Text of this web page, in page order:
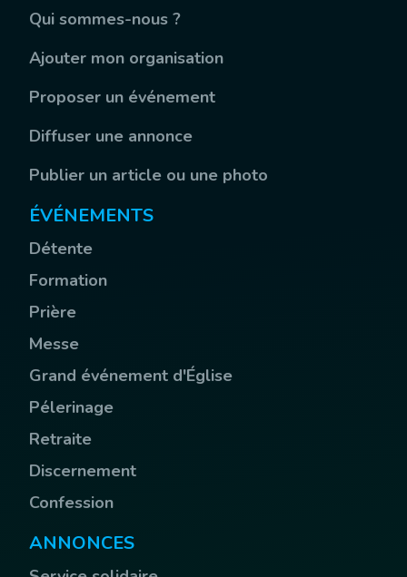
Qui sommes-nous ?
Ajouter mon organisation
Proposer un événement
Diffuser une annonce
Publier un article ou une photo
ÉVÉNEMENTS
Détente
Formation
Prière
Messe
Grand événement d'Église
Pélerinage
Retraite
Discernement
Confession
ANNONCES